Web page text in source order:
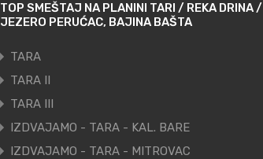
TOP SMEŠTAJ NA PLANINI TARI / REKA DRINA /
JEZERO PERUĆAC, BAJINA BAŠTA
TARA
TARA II
TARA III
IZDVAJAMO - TARA - KAL. BARE
IZDVAJAMO - TARA - MITROVAC